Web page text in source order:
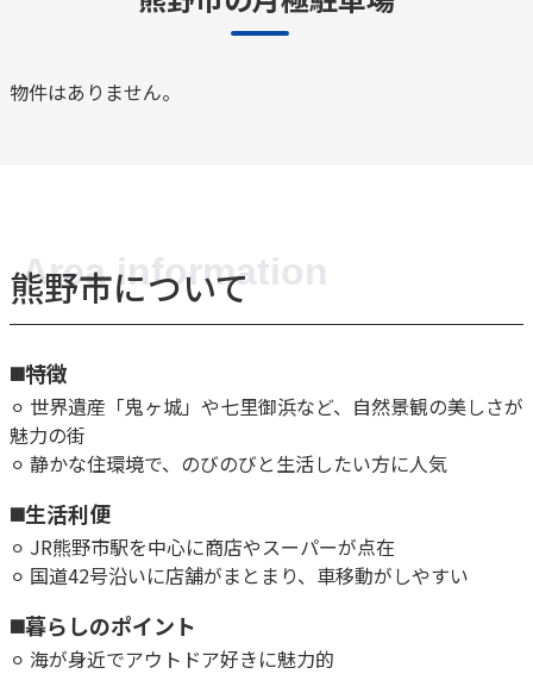
物件はありません。
熊野市について
◼️特徴
⚪︎ 世界遺産「鬼ヶ城」や七里御浜など、自然景観の美しさが
魅力の街
⚪︎ 静かな住環境で、のびのびと生活したい方に人気
◼️生活利便
⚪︎ JR熊野市駅を中心に商店やスーパーが点在
⚪︎ 国道42号沿いに店舗がまとまり、車移動がしやすい
◼️暮らしのポイント
⚪︎ 海が身近でアウトドア好きに魅力的